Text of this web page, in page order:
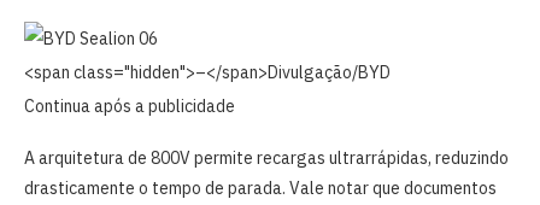
<span class="hidden">–</span>Divulgação/BYD
Continua após a publicidade
A arquitetura de 800V permite recargas ultrarrápidas, reduzindo
drasticamente o tempo de parada. Vale notar que documentos